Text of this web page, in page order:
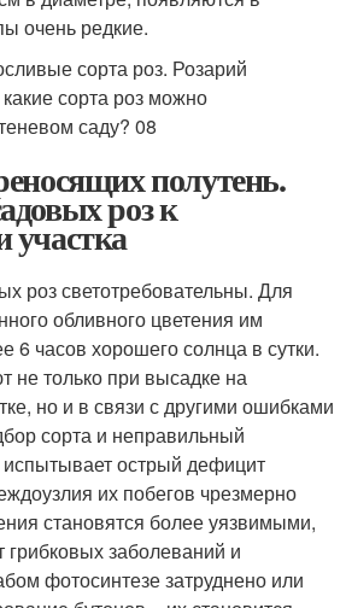
очень редкие.
полутень.
роз к
участка
роз светотребовательны. Для
обливного цветения им
6 часов хорошего солнца в сутки.
не только при высадке на
но и в связи с другими ошибками
сорта и неправильный
испытывает острый дефицит
их побегов чрезмерно
становятся более уязвимыми,
грибковых заболеваний и
фотосинтезе затруднено или